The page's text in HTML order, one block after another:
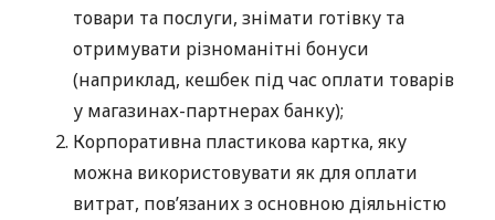
товари та послуги, знімати готівку та
отримувати різноманітні бонуси
(наприклад, кешбек під час оплати товарів
у магазинах-партнерах банку);
Корпоративна пластикова картка, яку
можна використовувати як для оплати
витрат, пов’язаних з основною діяльністю